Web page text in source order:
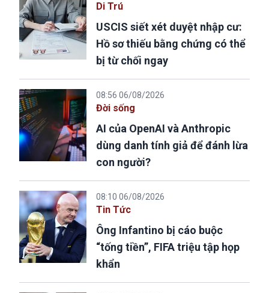
Di Trú
USCIS siết xét duyệt nhập cư:
Hồ sơ thiếu bằng chứng có thể
bị từ chối ngay
08:56 06/08/2026
Đời sống
AI của OpenAI và Anthropic
dùng danh tính giả để đánh lừa
con người?
08:10 06/08/2026
Tin Tức
Ông Infantino bị cáo buộc
“tống tiền”, FIFA triệu tập họp
khẩn